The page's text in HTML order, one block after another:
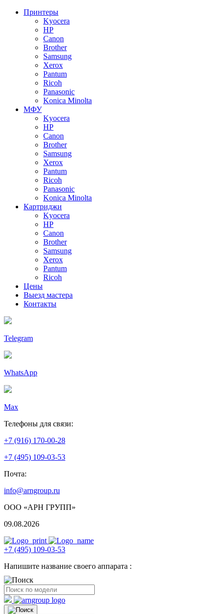
Принтеры
Kyocera
HP
Canon
Brother
Samsung
Xerox
Pantum
Ricoh
Panasonic
Konica Minolta
МФУ
Kyocera
HP
Canon
Brother
Samsung
Xerox
Pantum
Ricoh
Panasonic
Konica Minolta
Картриджи
Kyocera
HP
Canon
Brother
Samsung
Xerox
Pantum
Ricoh
Цены
Выезд мастера
Контакты
Telegram
WhatsApp
Max
Телефоны для связи:
+7 (916) 170-00-28
+7 (495) 109-03-53
Почта:
info@arngroup.ru
ООО «АРН ГРУПП»
09.08.2026
+7 (495) 109-03-53
Напишите название своего аппарата :